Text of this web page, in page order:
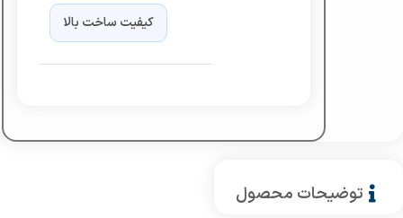
کیفیت ساخت بالا
توضیحات محصول